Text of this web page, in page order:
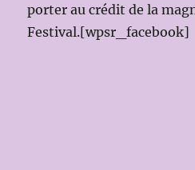
porter au crédit de la
Festival.[wpsr_facebook]